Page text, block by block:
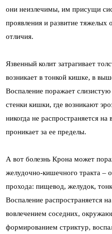
они неизлечимы, им присущи
проявления и развитие
отличия.
Язвенный колит затрагивает
возникает в тонкой кишке, в
Воспаление поражает
стенки кишки, где возникают
никогда не распространяется
проникает за ее пределы.
А вот болезнь Крона может
желудочно-кишечного тракта –
прохода: пищевод, желудок,
Воспаление распространяется
вовлечением соседних,
формированием стриктур,